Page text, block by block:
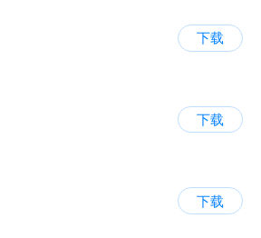
下载
下载
下载